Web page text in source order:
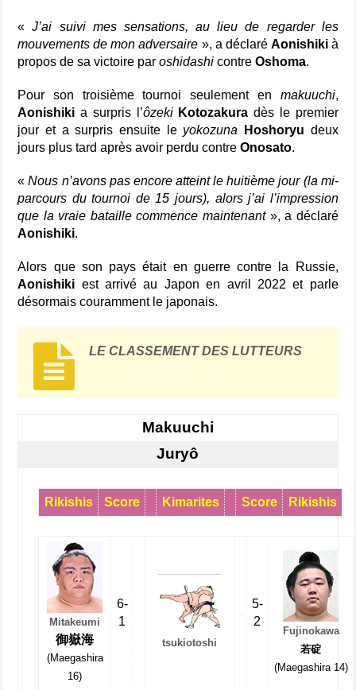
«J’ai suivi mes sensations, au lieu de regarder les
mouvements de mon adversaire », a déclaré Aonishikià
propos de sa victoire paroshidashi contreOshoma.
Pour son troisième tournoi seulement en makuuchi,
Aonishiki a surpris l’ôzeki Kotozakura dès le premier
jour et a surpris ensuite le yokozuna Hoshoryu deux
jours plus tard après avoir perdu contreOnosato.
«Nous n’avons pas encore atteint le huitième jour (la mi-
parcours du tournoi de 15 jours), alors j’ai l’impression
que la vraie bataille commence maintenant», a déclaré
Aonishiki.
Alors que son pays était en guerre contre la Russie,
Aonishiki est arrivé au Japon en avril 2022 et parle
désormais couramment le japonais.
LE CLASSEMENT DES LUTTEURS
Makuuchi
Juryô
Rikishis Score Kimarites Score Rikishis
Mitakeumi
御嶽海
(Maegashira
16)
6-
1
tsukiotoshi
5-
2
Fujinokawa
若碇
(Maegashira 14)